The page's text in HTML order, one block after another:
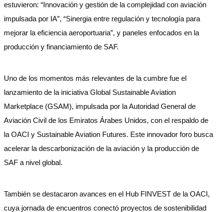
estuvieron: “Innovación y gestión de la complejidad con aviación
impulsada por IA”, “Sinergia entre regulación y tecnología para
mejorar la eficiencia aeroportuaria”, y paneles enfocados en la
producción y financiamiento de SAF.
Uno de los momentos más relevantes de la cumbre fue el
lanzamiento de la iniciativa Global Sustainable Aviation
Marketplace (GSAM), impulsada por la Autoridad General de
Aviación Civil de los Emiratos Árabes Unidos, con el respaldo de
la OACI y Sustainable Aviation Futures. Este innovador foro busca
acelerar la descarbonización de la aviación y la producción de
SAF a nivel global.
También se destacaron avances en el Hub FINVEST de la OACI,
cuya jornada de encuentros conectó proyectos de sostenibilidad